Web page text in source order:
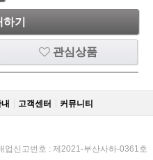
기
관심상품
고객센터 커뮤니티
업신고번호 : 제2021-부산사하-0361호